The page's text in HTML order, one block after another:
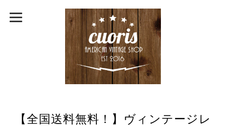
【全国送料無料！】ヴィンテージレ